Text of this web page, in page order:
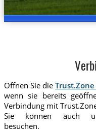
Öffnen Sie die
wenn sie bereits
Verbindung mit
Sie können auch
besuchen.